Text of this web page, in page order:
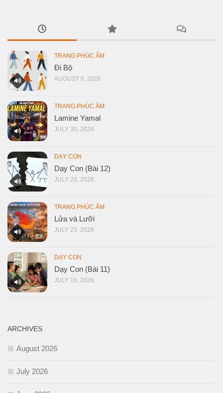
TRANG PHÚC ÂM
Đi Bộ
AUGUST 6, 2026
TRANG PHÚC ÂM
Lamine Yamal
JULY 30, 2026
DẠY CON
Dạy Con (Bài 12)
JULY 23, 2026
TRANG PHÚC ÂM
Lửa và Lưỡi
JULY 23, 2026
DẠY CON
Dạy Con (Bài 11)
JULY 16, 2026
ARCHIVES
August 2026
July 2026